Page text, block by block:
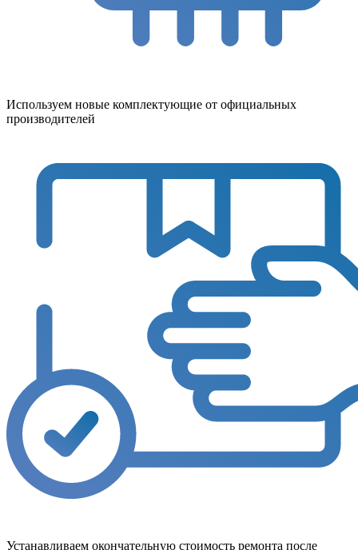
Используем новые комплектующие от официальных
производителей
Устанавливаем окончательную стоимость ремонта после